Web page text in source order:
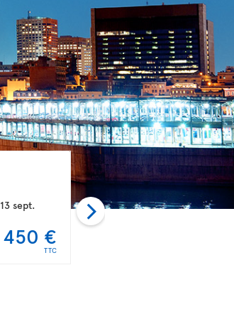
13 sept.
450 €
TTC
Toronto (CA)
de Paris (FR)
de29 aoûtau19 sept.